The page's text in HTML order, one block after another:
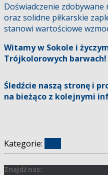
Doświadczenie
oraz solidne piłkarskie
stanowi wartościowe
Witamy w Sokole i
Trójkolorowych barwach!
Śledźcie naszą stronę i
na bieżąco z kolejnymi
Kategorie:
Znajdź nas: